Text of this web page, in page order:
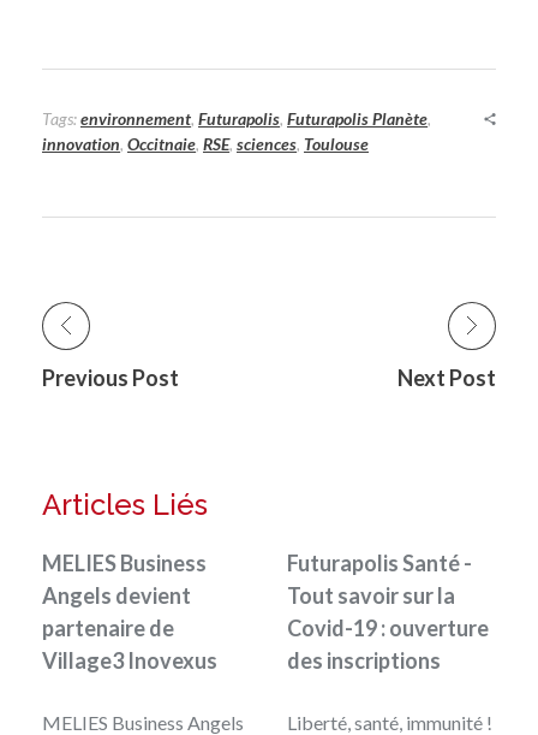
Tags:environnement, Futurapolis, Futurapolis Planète,
innovation, Occitnaie, RSE, sciences, Toulouse
Previous Post Next Post
Articles Liés
MELIES Business
Angels devient
partenaire de
Village3 Inovexus
MELIES Business Angels
Futurapolis Santé -
Tout savoir sur la
Covid-19 : ouverture
des inscriptions
Liberté, santé, immunité !